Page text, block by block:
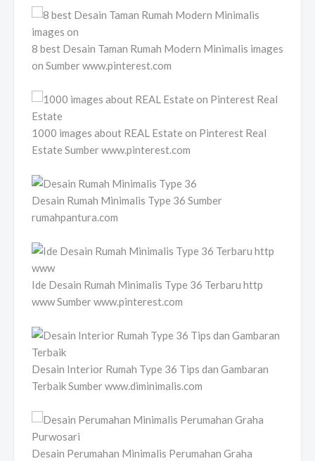
8 best Desain Taman Rumah Modern Minimalis images
on Sumber www.pinterest.com
1000 images about REAL Estate on Pinterest Real
Estate Sumber www.pinterest.com
Desain Rumah Minimalis Type 36 Sumber
rumahpantura.com
Ide Desain Rumah Minimalis Type 36 Terbaru http
www Sumber www.pinterest.com
Desain Interior Rumah Type 36 Tips dan Gambaran
Terbaik Sumber www.diminimalis.com
Desain Perumahan Minimalis Perumahan Graha